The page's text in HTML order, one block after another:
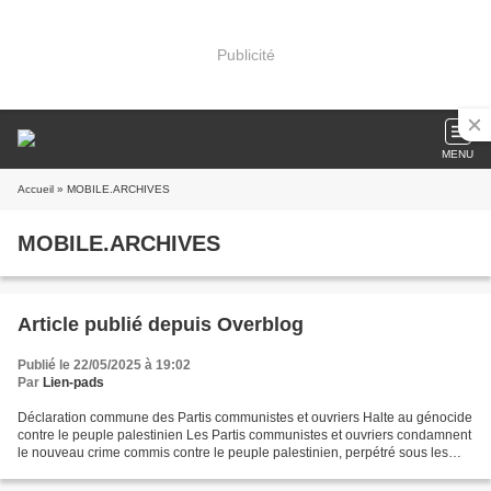
Publicité
MENU
Accueil » MOBILE.ARCHIVES
MOBILE.ARCHIVES
Article publié depuis Overblog
Publié le 22/05/2025 à 19:02
Par Lien-pads
Déclaration commune des Partis communistes et ouvriers Halte au génocide
contre le peuple palestinien Les Partis communistes et ouvriers condamnent
le nouveau crime commis contre le peuple palestinien, perpétré sous les